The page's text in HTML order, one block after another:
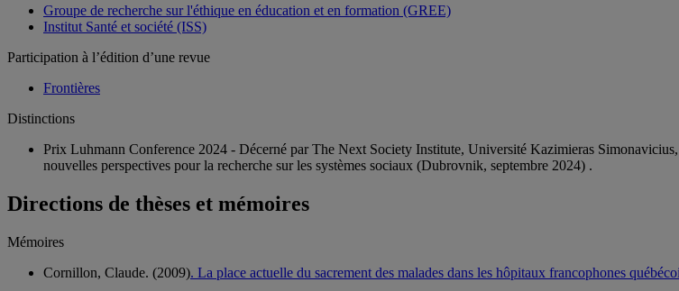
Groupe de recherche sur l'éthique en éducation et en formation (GREE)
Institut Santé et société (ISS)
Participation à l’édition d’une revue
Frontières
Distinctions
Prix Luhmann Conference 2024 - Décerné par The Next Society Institute, Université Kazimieras
nouvelles perspectives pour la recherche sur les systèmes sociaux (Dubrovnik, septembre 2024) .
Directions de thèses et mémoires
Mémoires
Cornillon, Claude. (2009). La place actuelle du sacrement des malades dans les hôpitaux francophones